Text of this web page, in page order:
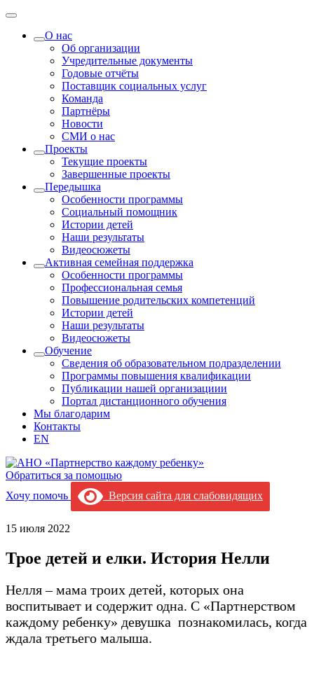
О нас
Об организации
Учредительные документы
Годовые отчёты
Поставщик социальных услуг
Команда
Партнёры
Новости
СМИ о нас
Проекты
Текущие проекты
Завершенные проекты
Передышка
Особенности программы
Социальный помощник
Истории детей
Наши результаты
Видеосюжеты
Активная семейная поддержка
Особенности программы
Профессиональная семья
Повышение родительских компетенций
Истории детей
Наши результаты
Видеосюжеты
Обучение
Сведения об образовательном подразделении
Программы повышения квалификации
Публикации нашей организациии
Портал дистанционного обучения
Мы благодарим
Контакты
EN
Обратиться за помощью
Хочу помочь
Версия сайта для слабовидящих
15 июля 2022
Трое детей и елки. История Нелли
Нелля – мама троих детей, которых она
воспитывает и содержит одна. С «Партнерством
каждому ребенку» девушка познакомилась, когда
ждала третьего малыша.